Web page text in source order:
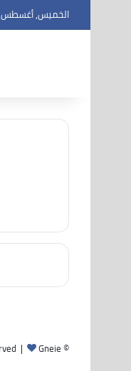
الخميس, أغسطس 6 2026
© Copyright 2026, All Rights Reserved |
Gneie